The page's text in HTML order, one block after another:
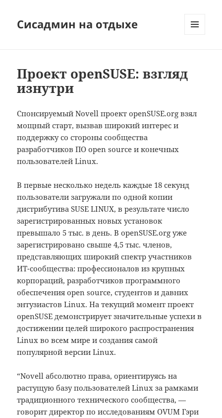
Сисадмин на отдыхе
Проект openSUSE: взгляд
изнутри
Спонсируемый Novell проект openSUSE.org взял
мощный старт, вызвав широкий интерес и
поддержку со стороны сообщества
разработчиков ПО open source и конечных
пользователей Linux.
В первые несколько недель каждые 18 секунд
пользователи загружали по одной копии
дистрибутива SUSE LINUX, в результате число
зарегистрированных новых установок
превышало 5 тыс. в день. В openSUSE.org уже
зарегистрировано свыше 4,5 тыс. членов,
представляющих широкий спектр участников
ИТ-сообщества: профессионалов из крупных
корпораций, разработчиков программного
обеспечения open source, студентов и давних
энтузиастов Linux. На текущий момент проект
openSUSE демонстрирует значительные успехи в
достижении целей широкого распространения
Linux во всем мире и создания самой
популярной версии Linux.
“Novell абсолютно права, ориентируясь на
растущую базу пользователей Linux за рамками
традиционного технического сообщества, —
говорит директор по исследованиям OVUM Гэри